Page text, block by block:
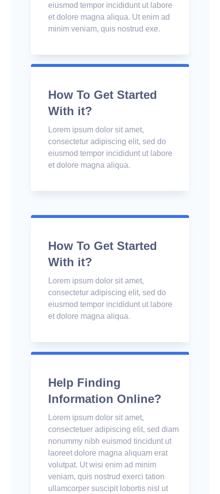
eiusmod tempor incididunt ut labore
et dolore magna aliqua. Ut enim ad
minim veniam, quis nostrud exe.
How To Get Started
With it?
Lorem ipsum dolor sit amet,
consectetur adipiscing elit, sed do
eiusmod tempor incididunt ut labore
et dolore magna aliqua.
How To Get Started
With it?
Lorem ipsum dolor sit amet,
consectetur adipiscing elit, sed do
eiusmod tempor incididunt ut labore
et dolore magna aliqua.
Help Finding
Information Online?
Lorem ipsum dolor sit amet,
consectetuer adipiscing elit, sed diam
nonummy nibh euismod tincidunt ut
laoreet dolore magna aliquam erat
volutpat. Ut wisi enim ad minim
veniam, quis nostrud exerci tation
ullamcorper suscipit lobortis nisl ut